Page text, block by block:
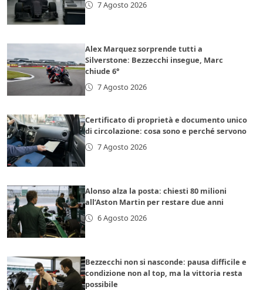
7 Agosto 2026
Alex Marquez sorprende tutti a
Silverstone: Bezzecchi insegue, Marc
chiude 6°
7 Agosto 2026
Certificato di proprietà e documento unico
di circolazione: cosa sono e perché servono
7 Agosto 2026
Alonso alza la posta: chiesti 80 milioni
all’Aston Martin per restare due anni
6 Agosto 2026
Bezzecchi non si nasconde: pausa difficile e
condizione non al top, ma la vittoria resta
possibile